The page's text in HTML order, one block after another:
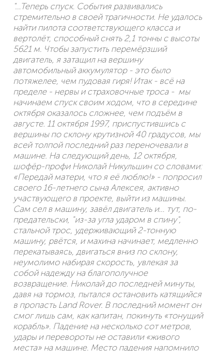
"...Теперь спуск. События развивались
стремительно в своей трагичности. Не удалось
найти пилота соответствующего класса и
вертолёт, способный снять 2,1 тонны с высоты
5621 м. Чтобы запустить перемёрзший
двигатель, я затащил на вершину
автомобильный аккумулятор - это было
потяжелее, чем пудовая гиря! Итак - всё на
пределе - нервы и страховочные троса - мы
начинаем спуск своим ходом, что в середине
октября оказалось сложнее, чем подъём в
августе. 11 октября 1997, приспустившись с
вершины по склону крутизной 40 градусов, мы
всей толпой последний раз переночевали в
машине. На следующий день, 12 октября,
шофёр-профи Николай Никульшин со словами:
«Передай матери, что я её люблю!» - попросил
своего 16-летнего сына Алексея, активно
участвующего в проекте, выйти из машины.
Сам сел в машину, завёл двигатель и… тут, по-
предательски, "из-за угла ударом в спину",
стальной трос, удерживающий 2-тонную
машину, рвётся, и махина начинает, медленно
перекатываясь, двигаться вниз по склону,
неумолимо набирая скорость, увлекая за
собой надежду на благополучное
возвращение. Николай до последней минуты,
давя на тормоз, пытался остановить катящийся
в пропасть Land Rover. В последний момент он
смог лишь сам, как капитан, покинуть «тонущий
корабль». Падение на несколько сот метров,
удары и перевороты не оставили «живого
места» на машине. Место падения напомнило